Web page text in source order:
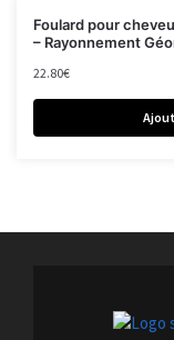
Foulard pour
– Rayonnement
22.80€